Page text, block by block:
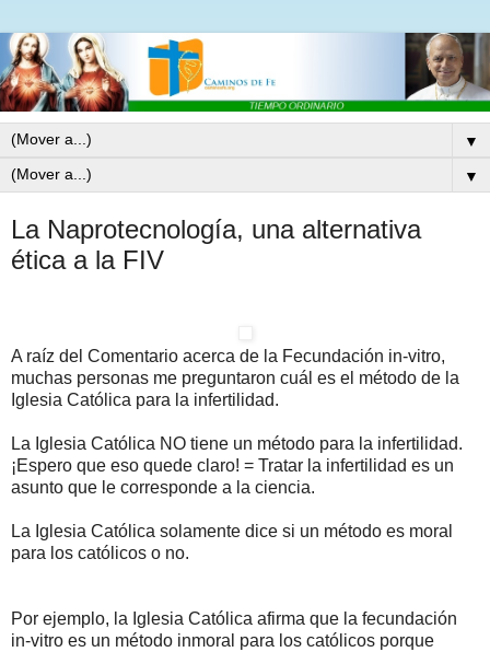
▼
▼
La Naprotecnología, una alternativa
ética a la FIV
A raíz del Comentario acerca de la Fecundación in-vitro,
muchas personas me preguntaron cuál es el método de la
Iglesia Católica para la infertilidad.
La Iglesia Católica NO tiene un método para la infertilidad.
¡Espero que eso quede claro! = Tratar la infertilidad es un
asunto que le corresponde a la ciencia.
La Iglesia Católica solamente dice si un método es moral
para los católicos o no.
Por ejemplo, la Iglesia Católica afirma que la fecundación
in-vitro es un método inmoral para los católicos porque